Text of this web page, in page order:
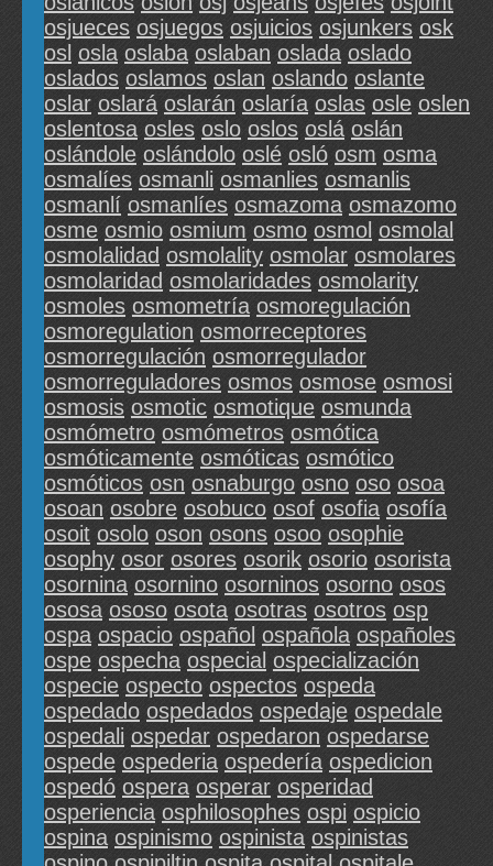
osjueces osjuegos osjuicios osjunkers osk
osl osla oslaba oslaban oslada oslado
oslados oslamos oslan oslando oslante
oslar oslará oslarán oslaría oslas osle oslen
oslentosa osles oslo oslos oslá oslán
oslándole oslándolo oslé osló osm osma
osmalíes osmanli osmanlies osmanlis
osmanlí osmanlíes osmazoma osmazomo
osme osmio osmium osmo osmol osmolal
osmolalidad osmolality osmolar osmolares
osmolaridad osmolaridades osmolarity
osmoles osmometría osmoregulación
osmoregulation osmorreceptores
osmorregulación osmorregulador
osmorreguladores osmos osmose osmosi
osmosis osmotic osmotique osmunda
osmómetro osmómetros osmótica
osmóticamente osmóticas osmótico
osmóticos osn osnaburgo osno oso osoa
osoan osobre osobuco osof osofia osofía
osoit osolo oson osons osoo osophie
osophy osor osores osorik osorio osorista
osornina osornino osorninos osorno osos
ososa ososo osota osotras osotros osp
ospa ospacio ospañol ospañola ospañoles
ospe ospecha ospecial ospecialización
ospecie ospecto ospectos ospeda
ospedado ospedados ospedaje ospedale
ospedali ospedar ospedaron ospedarse
ospede ospederia ospedería ospedicion
ospedó ospera osperar osperidad
osperiencia osphilosophes ospi ospicio
ospina ospinismo ospinista ospinistas